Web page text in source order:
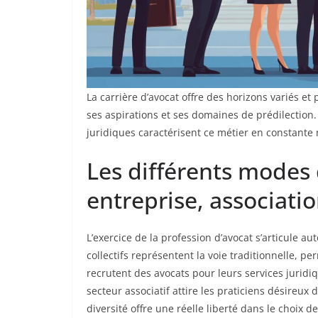
La carrière d’avocat offre des horizons variés
ses aspirations et ses domaines de
juridiques caractérisent ce métier en constante
Les différents modes
entreprise,
L’exercice de la profession d’avocat s’articule
collectifs représentent la voie traditionnelle,
recrutent des avocats pour leurs services
secteur associatif attire les praticiens désireux
diversité offre une réelle liberté dans le choix